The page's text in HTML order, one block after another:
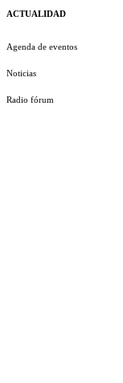
ACTUALIDAD
Agenda de eventos
Noticias
Radio fórum